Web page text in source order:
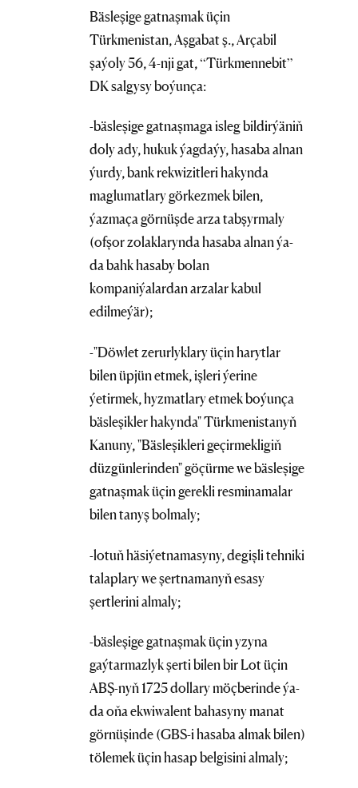
Bäsleşige gatnaşmak üçin
Türkmenistan, Aşgabat ş., Arçabil
şaýoly 56, 4-nji gat, “Türkmennebit”
DK salgysy boýunça:
-bäsleşige gatnaşmaga isleg bildirýäniň
doly ady, hukuk ýagdaýy, hasaba alnan
ýurdy, bank rekwizitleri hakynda
maglumatlary görkezmek bilen,
ýazmaça görnüşde arza tabşyrmaly
(ofşor zolaklarynda hasaba alnan ýa-
da bahk hasaby bolan
kompaniýalardan arzalar kabul
edilmeýär);
-"Döwlet zerurlyklary üçin harytlar
bilen üpjün etmek, işleri ýerine
ýetirmek, hyzmatlary etmek boýunça
bäsleşikler hakynda" Türkmenistanyň
Kanuny, "Bäsleşikleri geçirmekligiň
düzgünlerinden" göçürme we bäsleşige
gatnaşmak üçin gerekli resminamalar
bilen tanyş bolmaly;
-lotuň häsiýetnamasyny, degişli tehniki
talaplary we şertnamanyň esasy
şertlerini almaly;
-bäsleşige gatnaşmak üçin yzyna
gaýtarmazlyk şerti bilen bir Lot üçin
ABŞ-nyň 1725 dollary möçberinde ýa-
da oňa ekwiwalent bahasyny manat
görnüşinde (GBS-i hasaba almak bilen)
tölemek üçin hasap belgisini almaly;